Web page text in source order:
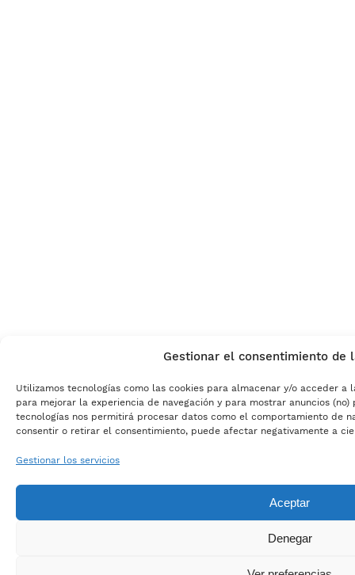
Gestionar el consentimiento de
Utilizamos tecnologías como las cookies para almacenar y/o acceder a
para mejorar la experiencia de navegación y para mostrar anuncios
tecnologías nos permitirá procesar datos como el comportamiento de
consentir o retirar el consentimiento, puede afectar negativamente a
Gestionar los servicios
Aceptar
Denegar